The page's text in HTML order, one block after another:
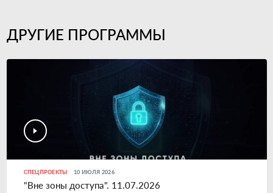
ДРУГИЕ ПРОГРАММЫ
СПЕЦПРОЕКТЫ 10 ИЮЛЯ 2026
"Вне зоны доступа". 11.07.2026